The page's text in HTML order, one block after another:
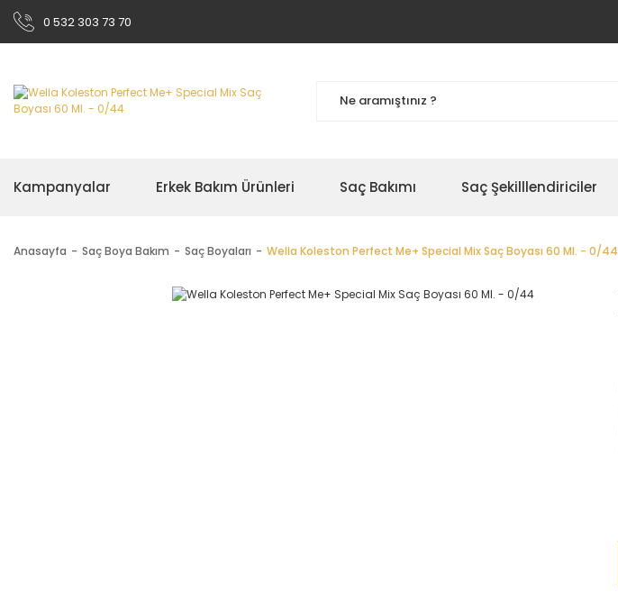
0 532 303 73 70
Kampanyalar Erkek Bakım Ürünleri Saç Bakımı Saç Şekilllendiriciler
Anasayfa Saç Boya Bakım Saç Boyaları Wella Koleston Perfect Me+ Special Mix Saç Boyası 60 Ml. - 0/44